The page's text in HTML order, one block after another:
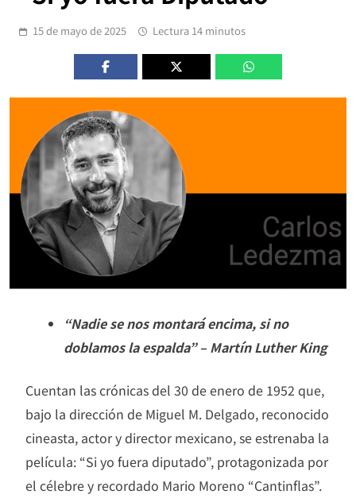
15 de mayo de 2025 Lectura 14 minutos
“Nadie se nos montará encima, si no
doblamos la espalda” – Martín Luther King
Cuentan las crónicas del 30 de enero de 1952 que,
bajo la dirección de Miguel M. Delgado, reconocido
cineasta, actor y director mexicano, se estrenaba la
película: “Si yo fuera diputado”, protagonizada por
el célebre y recordado Mario Moreno “Cantinflas”.